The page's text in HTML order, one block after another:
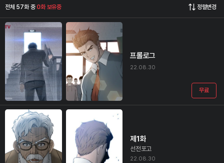
전체 57화 중 0화 보유중 정렬변경
프롤로그
22.08.30
무료
제1화
선전포고
22.08.30